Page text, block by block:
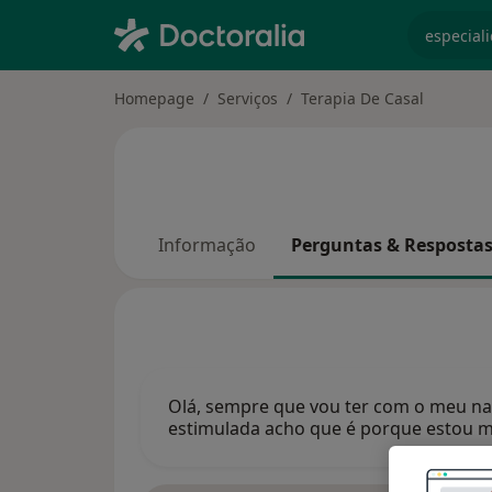
Homepage Serviços Terapia De Casal
Informação Perguntas & Respostas
Olá, sempre que vou ter com o meu
estimulada acho que é porque estou